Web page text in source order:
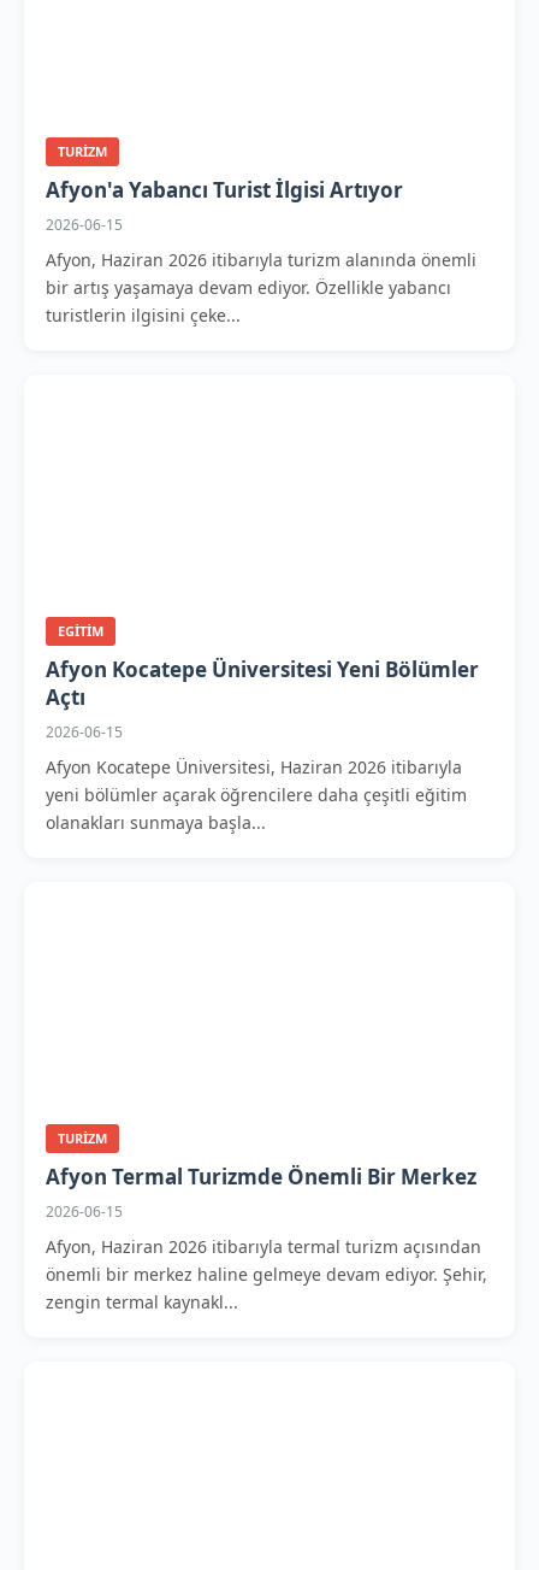
TURIZM
Afyon'a Yabancı Turist İlgisi Artıyor
2026-06-15
Afyon, Haziran 2026 itibarıyla turizm alanında önemli
bir artış yaşamaya devam ediyor. Özellikle yabancı
turistlerin ilgisini çeke...
EGITIM
Afyon Kocatepe Üniversitesi Yeni Bölümler
Açtı
2026-06-15
Afyon Kocatepe Üniversitesi, Haziran 2026 itibarıyla
yeni bölümler açarak öğrencilere daha çeşitli eğitim
olanakları sunmaya başla...
TURIZM
Afyon Termal Turizmde Önemli Bir Merkez
2026-06-15
Afyon, Haziran 2026 itibarıyla termal turizm açısından
önemli bir merkez haline gelmeye devam ediyor. Şehir,
zengin termal kaynakl...